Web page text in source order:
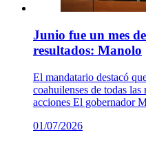
Junio fue un mes
resultados: Manolo
El mandatario destacó
coahuilenses de todas
acciones El gobernador
01/07/2026